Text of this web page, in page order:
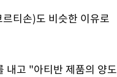
티손)도 비슷한 이유로
내고 "아티반 제품의 양도